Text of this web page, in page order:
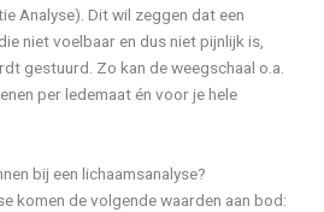
Analyse). Dit wil zeggen dat een
niet voelbaar en dus niet pijnlijk is,
gestuurd. Zo kan de weegschaal o.a.
per ledemaat én voor je hele
bij een lichaamsanalyse?
komen de volgende waarden aan bod: